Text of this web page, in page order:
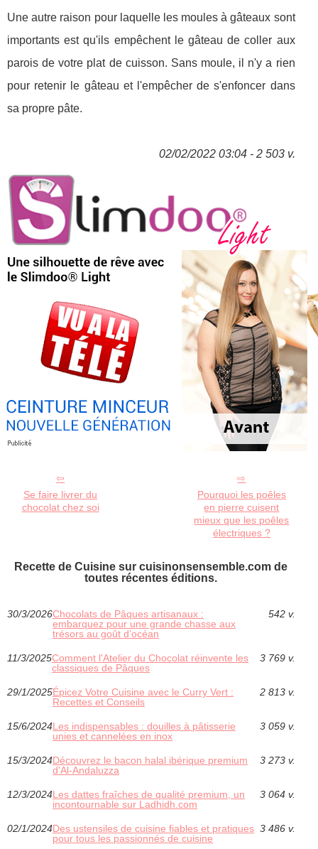
Une autre raison pour laquelle les moules à gâteaux sont
importants est qu'ils empêchent le gâteau de coller aux
parois de votre plat de cuisson. Sans moule, il n'y a rien
pour retenir le gâteau et l'empêcher de s'enfoncer dans
sa propre pâte.
02/02/2022 03:04 - 2 503 v.
Se faire livrer du
chocolat chez soi
Pourquoi les poêles
en pierre cuisent
mieux que les poêles
électriques ?
Recette de Cuisine sur cuisinonsensemble.com de
toutes récentes éditions.
30/3/2026Chocolats de Pâques artisanaux :
embarquez pour une grande chasse aux
trésors au goût d’océan
542 v.
11/3/2025Comment l'Atelier du Chocolat réinvente les
classiques de Pâques
3 769 v.
29/1/2025Épicez Votre Cuisine avec le Curry Vert :
Recettes et Conseils
2 813 v.
15/6/2024Les indispensables : douilles à pâtisserie
unies et cannelées en inox
3 059 v.
15/3/2024Découvrez le bacon halal ibérique premium
d'Al-Andaluzza
3 273 v.
12/3/2024Les dattes fraîches de qualité premium, un
incontournable sur Ladhidh.com
3 064 v.
02/1/2024Des ustensiles de cuisine fiables et pratiques
pour tous les passionnés de cuisine
3 486 v.